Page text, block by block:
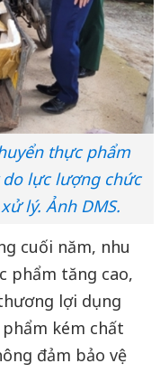
thực phẩm
lực lượng chức
lý. Ảnh DMS.
cuối năm, nhu
phẩm tăng cao,
lợi dụng
kém chất
đảm bảo vệ